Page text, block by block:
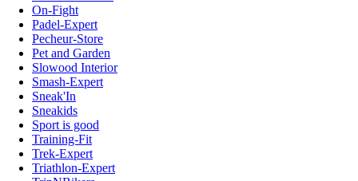
On-Fight
Padel-Expert
Pecheur-Store
Pet and Garden
Slowood Interior
Smash-Expert
Sneak'In
Sneakids
Sport is good
Training-Fit
Trek-Expert
Triathlon-Expert